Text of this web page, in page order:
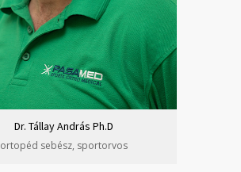
Dr. Tállay András Ph.D
ortopéd sebész, sportorvos